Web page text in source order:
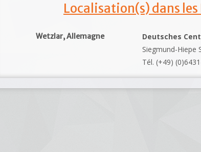
Localisation(s) dans les
Wetzlar, Allemagne
Deutsches
Siegmund-Hiepe
Tél. (+49)